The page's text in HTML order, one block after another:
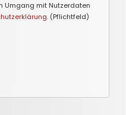
Umgang mit Nutzerdaten
. (Pflichtfeld)